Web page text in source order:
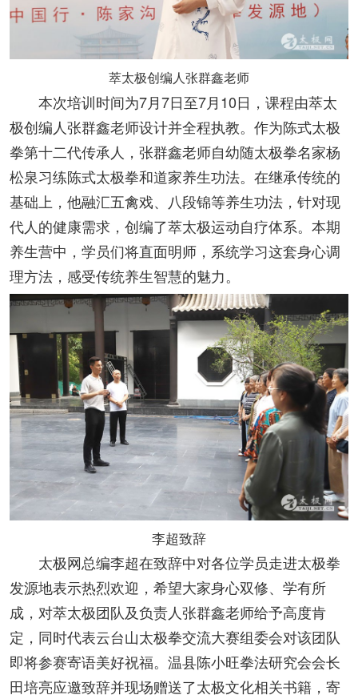
萃太极创编人张群鑫老师
本次培训时间为7月7日至7月10日，课程由萃太
极创编人张群鑫老师设计并全程执教。作为陈式太极
拳第十二代传承人，张群鑫老师自幼随太极拳名家杨
松泉习练陈式太极拳和道家养生功法。在继承传统的
基础上，他融汇五禽戏、八段锦等养生功法，针对现
代人的健康需求，创编了萃太极运动自疗体系。本期
养生营中，学员们将直面明师，系统学习这套身心调
理方法，感受传统养生智慧的魅力。
李超致辞
太极网总编李超在致辞中对各位学员走进太极拳
发源地表示热烈欢迎，希望大家身心双修、学有所
成，对萃太极团队及负责人张群鑫老师给予高度肯
定，同时代表云台山太极拳交流大赛组委会对该团队
即将参赛寄语美好祝福。 温县陈小旺拳法研究会会长
田培亮应邀致辞并现场赠送了太极文化相关书籍，寄